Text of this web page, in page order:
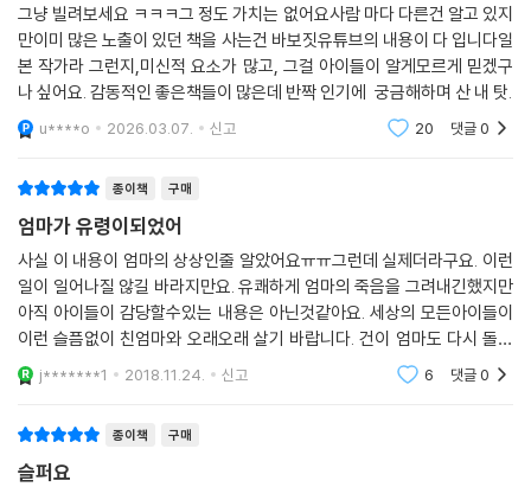
으로 만들어 재미를 더했습니다. 《엄마가 유령이 되었어!》는 엄마의 죽음
이라는 슬픈 주제를 유머러스한 문장과 따스한 그림으로 담아냈습니다.
그냥 빌려보세요 ㅋㅋㅋ그 정도 가치는 없어요사람 마다 다른건 알고 있지
만이미 많은 노출이 있던 책을 사는건 바보짓유튜브의 내용이 다 입니다일
본 작가라 그런지,미신적 요소가 많고, 그걸 아이들이 알게모르게 믿겠구
나 싶어요. 감동적인 좋은책들이 많은데 반짝 인기에 궁금해하며 산 내 탓.
u****o 2026.03.07. 신고 20 댓글0
종이책 구매
엄마가 유령이되었어
사실 이 내용이 엄마의 상상인줄 알았어요ㅠㅠ그런데 실제더라구요. 이런
일이 일어나질 않길 바라지만요. 유쾌하게 엄마의 죽음을 그려내긴했지만
아직 아이들이 감당할수있는 내용은 아닌것같아요. 세상의 모든아이들이
이런 슬픔없이 친엄마와 오래오래 살기 바랍니다. 건이 엄마도 다시 돌아
올수있으면 좋겠어요. 노부미님 그림을 우리 딸이 정말 좋아하거든요
j*******1 2018.11.24. 신고 6 댓글0
종이책 구매
슬퍼요